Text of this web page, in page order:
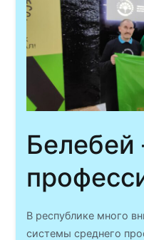
В республике много
системы среднего